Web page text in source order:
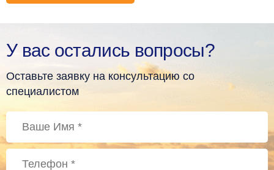
У вас остались вопросы?
Оставьте заявку на консультацию со
специалистом